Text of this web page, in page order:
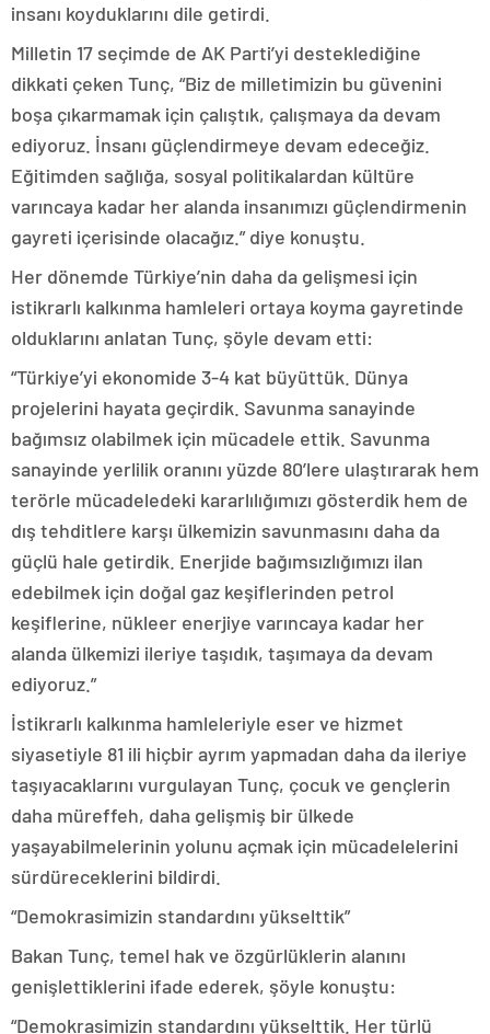
insanı koyduklarını dile getirdi.
Milletin 17 seçimde de AK Parti’yi desteklediğine
dikkati çeken Tunç, “Biz de milletimizin bu güvenini
boşa çıkarmamak için çalıştık, çalışmaya da devam
ediyoruz. İnsanı güçlendirmeye devam edeceğiz.
Eğitimden sağlığa, sosyal politikalardan kültüre
varıncaya kadar her alanda insanımızı güçlendirmenin
gayreti içerisinde olacağız.” diye konuştu.
Her dönemde Türkiye’nin daha da gelişmesi için
istikrarlı kalkınma hamleleri ortaya koyma gayretinde
olduklarını anlatan Tunç, şöyle devam etti:
“Türkiye’yi ekonomide 3-4 kat büyüttük. Dünya
projelerini hayata geçirdik. Savunma sanayinde
bağımsız olabilmek için mücadele ettik. Savunma
sanayinde yerlilik oranını yüzde 80’lere ulaştırarak hem
terörle mücadeledeki kararlılığımızı gösterdik hem de
dış tehditlere karşı ülkemizin savunmasını daha da
güçlü hale getirdik. Enerjide bağımsızlığımızı ilan
edebilmek için doğal gaz keşiflerinden petrol
keşiflerine, nükleer enerjiye varıncaya kadar her
alanda ülkemizi ileriye taşıdık, taşımaya da devam
ediyoruz.”
İstikrarlı kalkınma hamleleriyle eser ve hizmet
siyasetiyle 81 ili hiçbir ayrım yapmadan daha da ileriye
taşıyacaklarını vurgulayan Tunç, çocuk ve gençlerin
daha müreffeh, daha gelişmiş bir ülkede
yaşayabilmelerinin yolunu açmak için mücadelelerini
sürdüreceklerini bildirdi.
“Demokrasimizin standardını yükselttik”
Bakan Tunç, temel hak ve özgürlüklerin alanını
genişlettiklerini ifade ederek, şöyle konuştu:
“Demokrasimizin standardını yükselttik. Her türlü